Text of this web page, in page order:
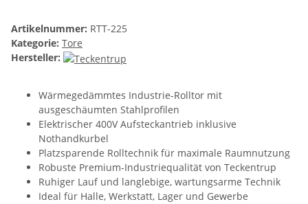
Artikelnummer: RTT-225
Kategorie: Tore
Hersteller:
Wärmegedämmtes Industrie-Rolltor mit
ausgeschäumten Stahlprofilen
Elektrischer 400V Aufsteckantrieb inklusive
Nothandkurbel
Platzsparende Rolltechnik für maximale Raumnutzung
Robuste Premium-Industriequalität von Teckentrup
Ruhiger Lauf und langlebige, wartungsarme Technik
Ideal für Halle, Werkstatt, Lager und Gewerbe